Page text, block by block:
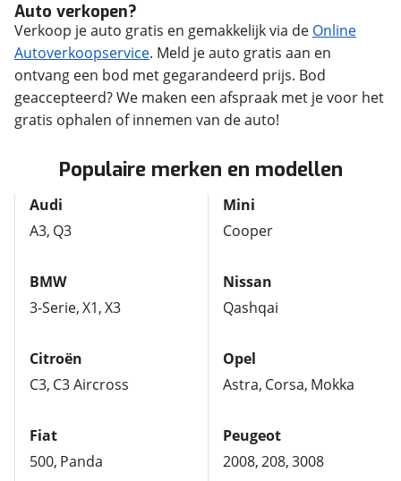
Auto verkopen?
Verkoop je auto gratis en gemakkelijk via de Online
Autoverkoopservice. Meld je auto gratis aan en
ontvang een bod met gegarandeerd prijs. Bod
geaccepteerd? We maken een afspraak met je voor het
gratis ophalen of innemen van de auto!
Populaire merken en modellen
Audi
A3 Q3
BMW
3-Serie X1 X3
Citroën
C3 C3 Aircross
Fiat
500 Panda
Mini
Cooper
Nissan
Qashqai
Opel
Astra Corsa Mokka
Peugeot
2008 208 3008